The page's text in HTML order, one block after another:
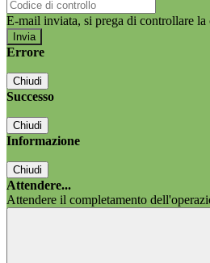
E-mail inviata, si prega di controllare la
Errore
Chiudi
Successo
Chiudi
Informazione
Chiudi
Attendere...
Attendere il completamento